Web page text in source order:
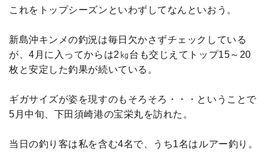
これをトップシーズンといわずしてなんといおう。
新島沖キンメの釣況は毎日欠かさずチェックしている
が、4月に入ってからは2㎏台も交じえてトップ15～20
枚と安定した釣果が続いている。
ギガサイズが姿を現すのもそろそろ・・・ということで
5月中旬、下田須崎港の宝栄丸を訪れた。
当日の釣り客は私を含む4名で、うち1名はルアー釣り。